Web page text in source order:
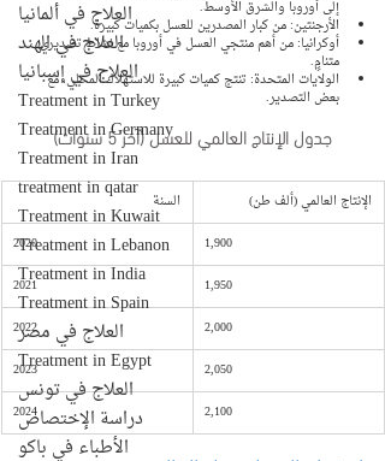
العلاج في ألمانيا
العلاج في الهند
العلاج في إسبانيا
Treatment in Turkey
Treatment in Germany
Treatment in Iran
treatment in qatar
Treatment in Kuwait
Treatment in Lebanon
Treatment in India
Treatment in Spain
العلاج في مصر
Treatment in Egypt
العلاج في تونس
دراسة الإختصاص
الأطباء في باكو
إلى أوروبا والشرق الأوسط.
الأرجنتين: من كبار المصدرين للعسل بكميات كبيرة.
أوكرانيا: من أهم منتجي العسل في أوروبا مع نشاط تصديري
متنامٍ.
الولايات المتحدة: تنتج كميات كبيرة للاستهلاك المحلي، مع
بعض التصدير.
جدول الإنتاج العالمي للعسل (آخر 5 سنوات)
السنة
الإنتاج العالمي (ألف طن)
2020
1,900
2021
1,950
2022
2,000
2023
2,050
2024
2,100